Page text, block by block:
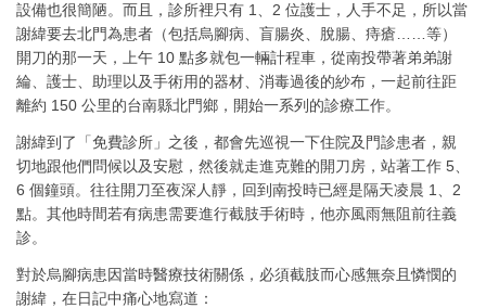
設備也很簡陋。而且，診所裡只有 1、2 位護士，人手不足，所以當
謝緯要去北門為患者（包括烏腳病、盲腸炎、脫腸、痔瘡……等）
開刀的那一天，上午 10 點多就包一輛計程車，從南投帶著弟弟謝
綸、護士、助理以及手術用的器材、消毒過後的紗布，一起前往距
離約 150 公里的台南縣北門鄉，開始一系列的診療工作。
謝緯到了「免費診所」之後，都會先巡視一下住院及門診患者，親
切地跟他們問候以及安慰，然後就走進克難的開刀房，站著工作 5、
6 個鐘頭。往往開刀至夜深人靜，回到南投時已經是隔天凌晨 1、2
點。其他時間若有病患需要進行截肢手術時，他亦風雨無阻前往義
診。
對於烏腳病患因當時醫療技術關係，必須截肢而心感無奈且憐憫的
謝緯，在日記中痛心地寫道：